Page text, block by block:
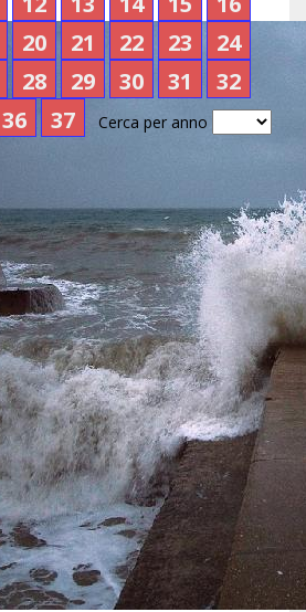
20 21 22 23
24
28 29 30 31
32
36 37 Cerca per anno